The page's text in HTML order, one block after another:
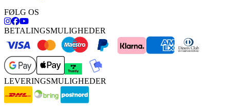
FØLG OS
BETALINGSMULIGHEDER
LEVERINGSMULIGHEDER